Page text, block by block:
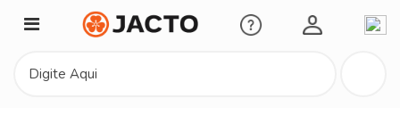
Minha Conta